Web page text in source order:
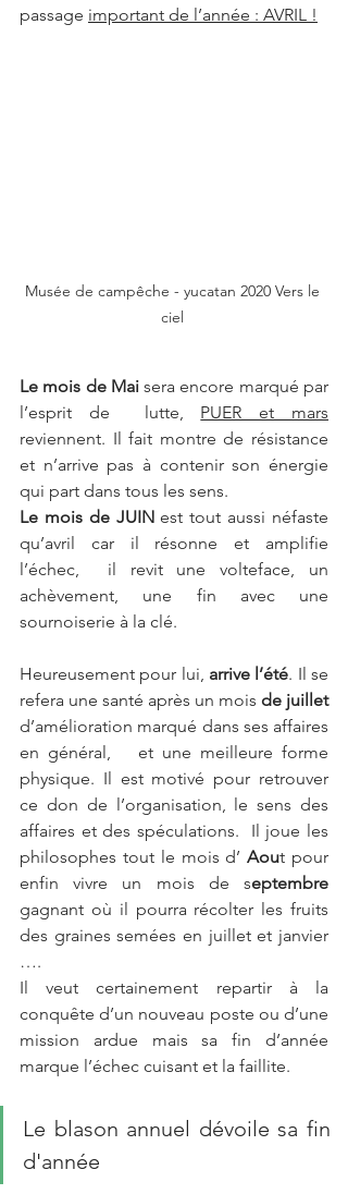
passage important de l’année : AVRIL !
Musée de campêche - yucatan 2020 Vers le
ciel
Le mois de Mai sera encore marqué par
l’esprit de  lutte, PUER et mars
reviennent. Il fait montre de résistance
et n’arrive pas à contenir son énergie
qui part dans tous les sens.
Le mois de JUIN est tout aussi néfaste
qu’avril car il résonne et amplifie
l’échec,  il revit une volteface, un
achèvement, une fin avec une
sournoiserie à la clé.
Heureusement pour lui, arrive l’été. Il se
refera une santé après un mois de juillet
d’amélioration marqué dans ses affaires
en général,   et une meilleure forme
physique. Il est motivé pour retrouver
ce don de l’organisation, le sens des
affaires et des spéculations.  Il joue les
philosophes tout le mois d’ Aout pour
enfin vivre un mois de s
gagnant où il pourra récolter les fruits
des graines semées en juillet et janvier
….
Il veut certainement repartir à la
conquête d’un nouveau poste ou d’une
mission ardue mais sa fin d’année
marque l’échec cuisant et la faillite.
Le blason annuel dévoile sa fin
d'année